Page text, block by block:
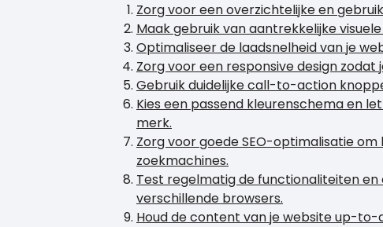
Zorg voor een overzichtelijke en
Maak gebruik van aantrekkelijke
Optimaliseer de laadsnelheid van je
Zorg voor een responsive design
Gebruik duidelijke call-to-action
Kies een passend kleurenschema en
merk.
Zorg voor goede SEO-optimalisatie
zoekmachines.
Test regelmatig de functionaliteiten
verschillende browsers.
Houd de content van je website up-